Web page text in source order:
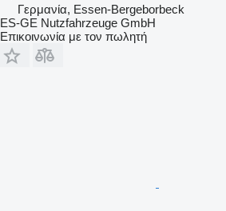
Γερμανία, Essen-Bergeborbeck
ES-GE Nutzfahrzeuge GmbH
Επικοινωνία με τον πωλητή